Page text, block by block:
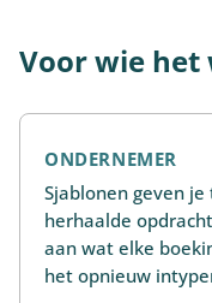
Voor wie
ONDERNEMER
Sjablonen geven
herhaalde
aan wat elke
het opnieuw